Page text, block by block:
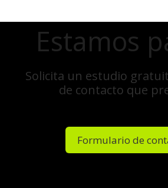
Estamos
Solicita un estudio
de contacto que
Formulario de